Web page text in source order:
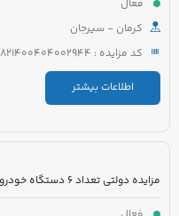
فعال
کرمان - سیرجان
کد مزایده : 5821400404002944
اطلاعات بیشتر